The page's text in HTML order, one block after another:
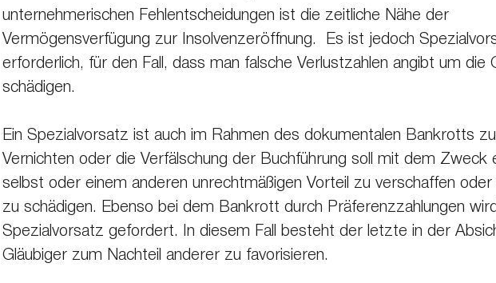
unternehmerischen Fehlentscheidungen ist die zeitliche Nähe der
Vermögensverfügung zur Insolvenzeröffnung.  Es ist jedoch
erforderlich, für den Fall, dass man falsche Verlustzahlen angibt um die
schädigen.
Ein Spezialvorsatz ist auch im Rahmen des dokumentalen Bankrotts
Vernichten oder die Verfälschung der Buchführung soll mit dem Zweck
selbst oder einem anderen unrechtmäßigen Vorteil zu verschaffen oder
zu schädigen. Ebenso bei dem Bankrott durch Präferenzzahlungen
Spezialvorsatz gefordert. In diesem Fall besteht der letzte in der
Gläubiger zum Nachteil anderer zu favorisieren.